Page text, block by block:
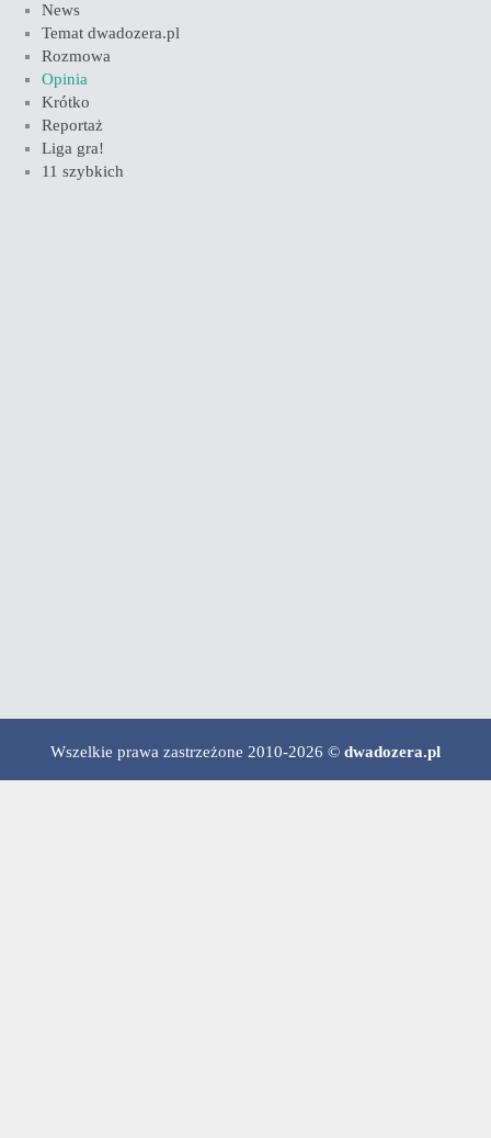
News
Temat dwadozera.pl
Rozmowa
Opinia
Krótko
Reportaż
Liga gra!
11 szybkich
Wszelkie prawa zastrzeżone 2010-2026 © dwadozera.pl